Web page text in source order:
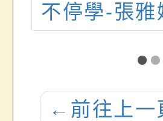
不停學-張雅
非同步學習
表(六忠音
← 前往上一